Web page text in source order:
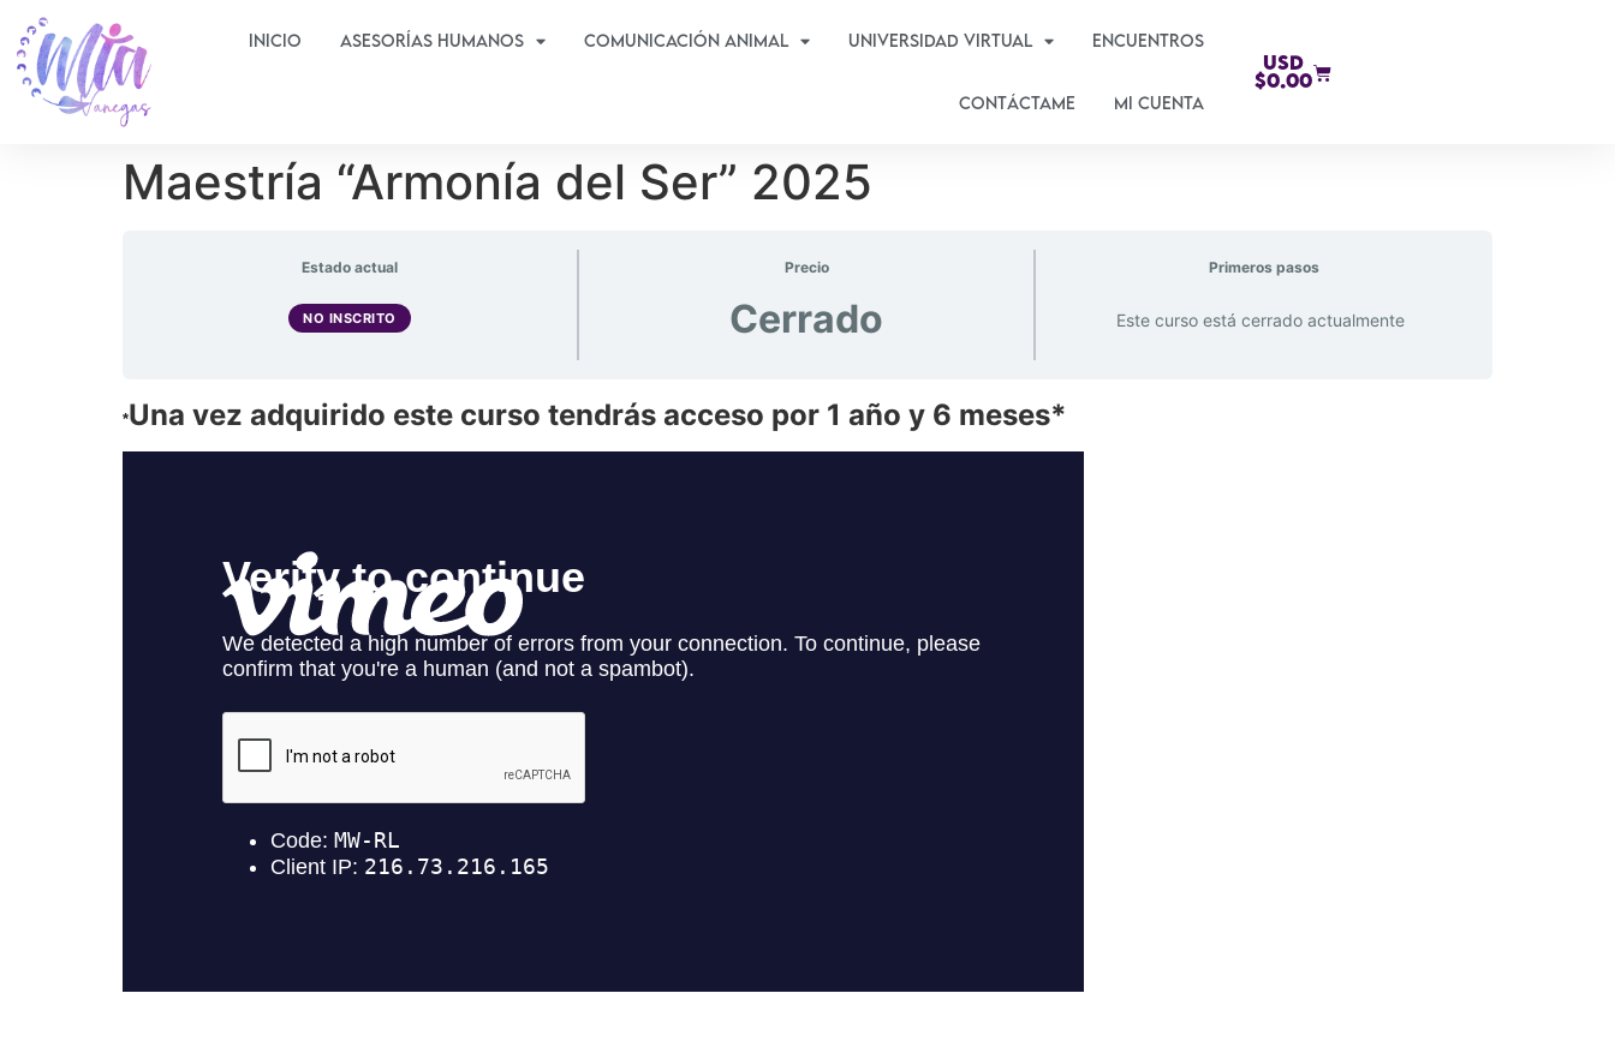
Inicio Asesorías Humanos Comunicación Animal Universidad virtual Encuentros
Contáctame Mi cuenta
USD
$0.00
Maestría “Armonía del Ser” 2025
Estado actual
NO INSCRITO
Precio
Cerrado
Primeros pasos
Este curso está cerrado actualmente
*Una vez adquirido este curso tendrás acceso por 1 año y 6 meses*